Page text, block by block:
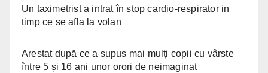
Un taximetrist a intrat în stop cardio-respirator in
timp ce se afla la volan
Arestat după ce a supus mai mulți copii cu vârste
între 5 și 16 ani unor orori de neimaginat